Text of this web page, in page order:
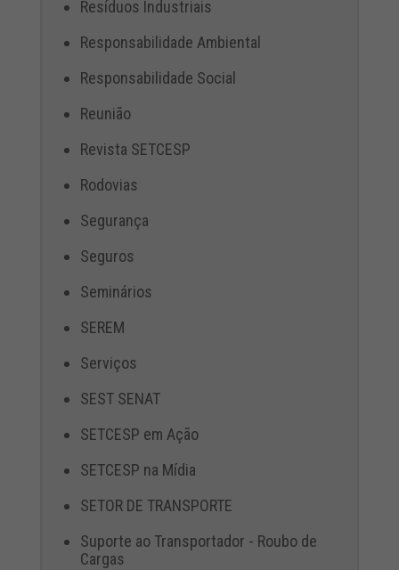
Resíduos Industriais
Responsabilidade Ambiental
Responsabilidade Social
Reunião
Revista SETCESP
Rodovias
Segurança
Seguros
Seminários
SEREM
Serviços
SEST SENAT
SETCESP em Ação
SETCESP na Mídia
SETOR DE TRANSPORTE
Suporte ao Transportador - Roubo de
Cargas